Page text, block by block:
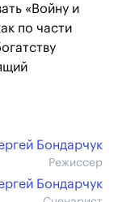
«Войну и
по части
Бондарчук
Режиссер
Бондарчук